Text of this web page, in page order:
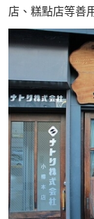
店、糕點店等善